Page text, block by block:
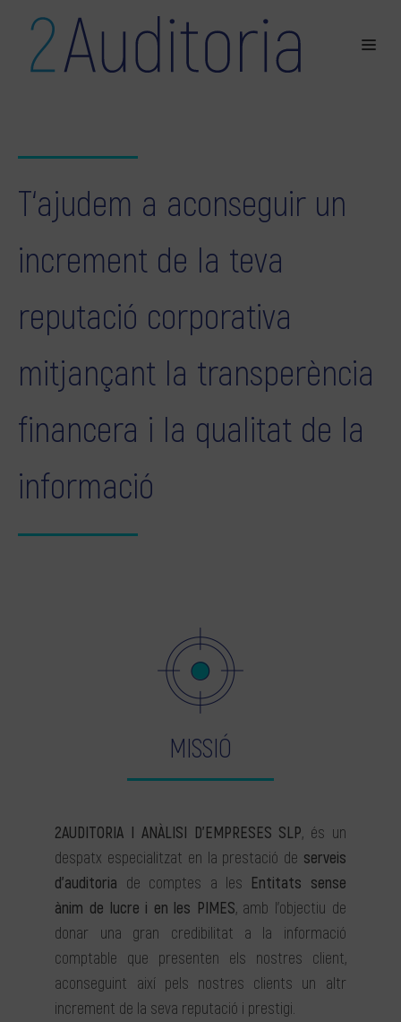
T‘ajudem a aconseguir un
increment de la teva
reputació corporativa
mitjançant la transperència
financera i la qualitat de la
informació
MISSIÓ
2AUDITORIA I ANÀLISI D’EMPRESES SLP, és un
despatx especialitzat en la prestació de serveis
d’auditoria de comptes a les Entitats sense
ànim de lucre i en les PIMES, amb l’objectiu de
donar una gran credibilitat a la informació
comptable que presenten els nostres client,
aconseguint així pels nostres clients un altr
increment de la seva reputació i prestigi.